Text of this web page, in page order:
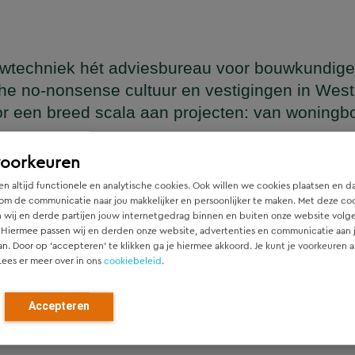
altijd functionele en analytische cookies. Ook willen we cookies plaatsen en
de communicatie naar jou makkelijker en persoonlijker te maken. Met deze
wij en derde partijen jouw internetgedrag binnen en buiten onze website
passen wij en derden onze website, advertenties en communicatie aan
Door op ‘accepteren’ te klikken ga je hiermee akkoord. Je kunt je voorkeuren
er meer over in onscookiebeleid.
Accepteren
hét adviesbureau voor bouwkundige
no-nonsense cultuur en vestigingen in
een breed scala aan projecten: van
die naadloos aansluit op het architectonische ontwerp,
en denken vanaf het eerste moment actief mee met alle
als constructeur zo vroeg mogelijk in de ontwerpfase
constructies — voor zowel nieuwbouw als